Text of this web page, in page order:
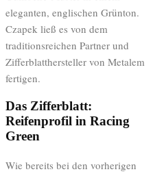
eleganten, englischen Grünton.
Czapek ließ es von dem
traditionsreichen Partner und
Zifferblatthersteller von Metalem
fertigen.
Das Zifferblatt:
Reifenprofil in Racing
Green
Wie bereits bei den vorherigen